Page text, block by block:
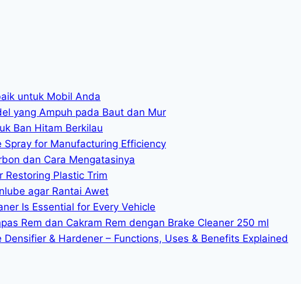
untuk Mobil Anda
yang Ampuh pada Baut dan Mur
Ban Hitam Berkilau
for Manufacturing Efficiency
dan Cara Mengatasinya
Restoring Plastic Trim
agar Rantai Awet
Is Essential for Every Vehicle
Rem dan Cakram Rem dengan Brake Cleaner 250 ml
& Hardener – Functions, Uses & Benefits Explained